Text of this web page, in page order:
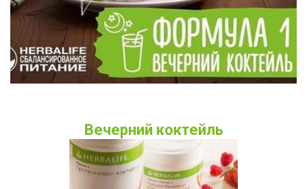
Вечерний коктейль